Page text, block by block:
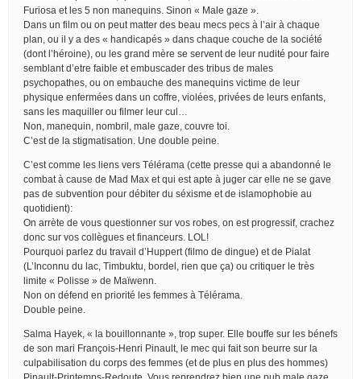
Furiosa et les 5 non manequins. Sinon « Male gaze ».
Dans un film ou on peut matter des beau mecs pecs à l’air à chaque
plan, ou il y a des « handicapés » dans chaque couche de la société
(dont l’héroine), ou les grand mère se servent de leur nudité pour faire
semblant d’etre faible et embuscader des tribus de males
psychopathes, ou on embauche des manequins victime de leur
physique enfermées dans un coffre, violées, privées de leurs enfants,
sans les maquiller ou filmer leur cul…
Non, manequin, nombril, male gaze, couvre toi.
C’est de la stigmatisation. Une double peine.
C’est comme les liens vers Télérama (cette presse qui a abandonné le
combat à cause de Mad Max et qui est apte à juger car elle ne se gave
pas de subvention pour débiter du séxisme et de islamophobie au
quotidient):
On arrète de vous questionner sur vos robes, on est progressif, crachez
donc sur vos collègues et financeurs. LOL!
Pourquoi parlez du travail d’Huppert (filmo de dingue) et de Pialat
(L’Inconnu du lac, Timbuktu, bordel, rien que ça) ou critiquer le très
limite « Polisse » de Maïwenn.
Non on défend en priorité les femmes à Télérama.
Double peine.
Salma Hayek, « la bouillonnante », trop super. Elle bouffe sur les bénefs
de son mari François-Henri Pinault, le mec qui fait son beurre sur la
culpabilisation du corps des femmes (et de plus en plus des hommes)